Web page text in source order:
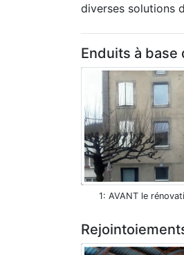
diverses solutions
Enduits à
AVANT le